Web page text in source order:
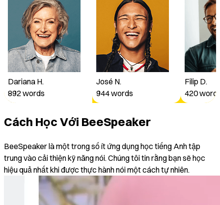
944
Susanne D.
713words
Dariana H.
892 words
José N.
944words
Filip D.
420
Cách Học Với BeeSpeaker
BeeSpeaker là một trong số ít ứng dụng học tiếng Anh tập
trung vào cải thiện kỹ năng nói. Chúng tôi tin rằng bạn sẽ học
hiệu quả nhất khi được thực hành nói một cách tự nhiên.